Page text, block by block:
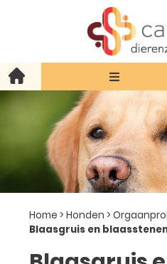
Home > Honden >
Blaasgruis en